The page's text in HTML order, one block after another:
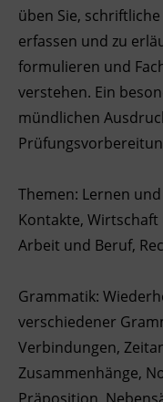
Ingenieurzertifizierung
Deutsch und
Digitales Lernen
BFI Reutte
üben Sie,
erfassen und zu
formulieren und
verstehen. Ein
mündlichen
Themen: Lernen
Kontakte,
Arbeit und Beruf,
Grammatik:
verschiedener
Verbindungen,
Zusammenhänge,